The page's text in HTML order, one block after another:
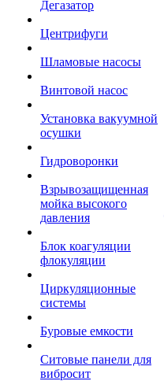
Дегазатор
Центрифуги
Шламовые насосы
Винтовой насос
Установка вакуумной
осушки
Гидроворонки
Взрывозащищенная
мойка высокого
давления
Блок коагуляции
флокуляции
Циркуляционные
системы
Буровые емкости
Ситовые панели для
вибросит